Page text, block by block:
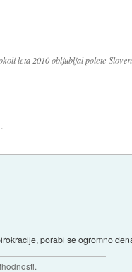
leta 2010 obljubljal polete
porabi se ogromno